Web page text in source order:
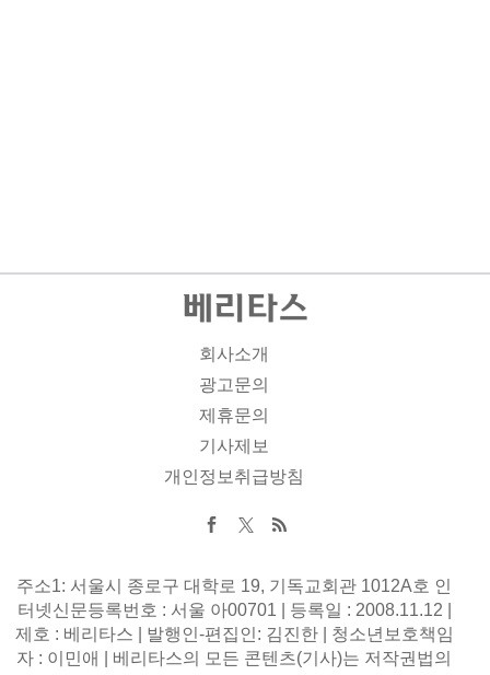
회사소개
광고문의
제휴문의
기사제보
개인정보취급방침
주소1: 서울시 종로구 대학로 19, 기독교회관 1012A호 인
터넷신문등록번호 : 서울 아00701 | 등록일 : 2008.11.12 |
제호 : 베리타스 | 발행인-편집인: 김진한 | 청소년보호책임
자 : 이민애 | 베리타스의 모든 콘텐츠(기사)는 저작권법의